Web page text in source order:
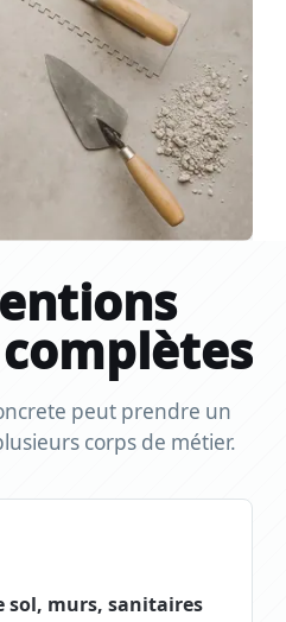
peut prendre un
corps de métier.
sol, murs, sanitaires